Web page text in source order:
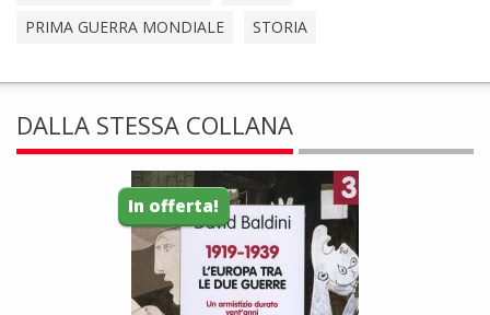
PRIMA GUERRA MONDIALE
STORIA
DALLA STESSA COLLANA
In offerta!